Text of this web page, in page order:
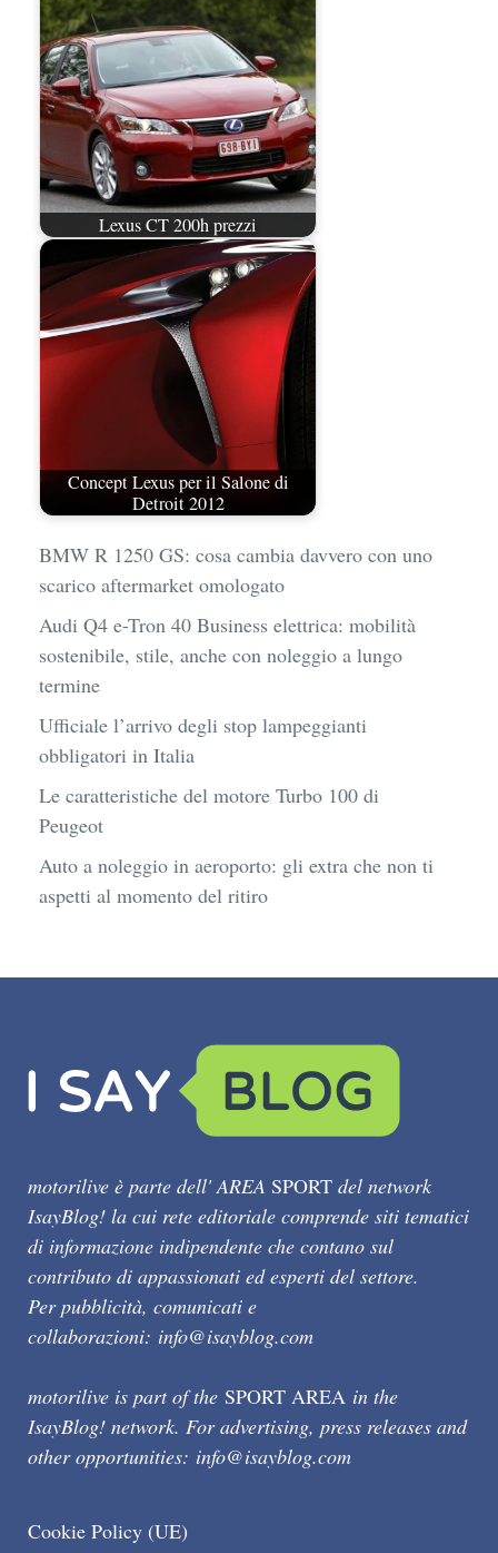
Lexus CT 200h prezzi
Concept Lexus per il Salone di
Detroit 2012
BMW R 1250 GS: cosa cambia davvero con uno
scarico aftermarket omologato
Audi Q4 e-Tron 40 Business elettrica: mobilità
sostenibile, stile, anche con noleggio a lungo
termine
Ufficiale l’arrivo degli stop lampeggianti
obbligatori in Italia
Le caratteristiche del motore Turbo 100 di
Peugeot
Auto a noleggio in aeroporto: gli extra che non ti
aspetti al momento del ritiro
motorilive è parte dell' AREA SPORT del network
IsayBlog! la cui rete editoriale comprende siti tematici
di informazione indipendente che contano sul
contributo di appassionati ed esperti del settore.
Per pubblicità, comunicati e
collaborazioni: info@isayblog.com
motorilive is part of the SPORT AREA in the
IsayBlog! network. For advertising, press releases and
other opportunities: info@isayblog.com
Cookie Policy (UE)